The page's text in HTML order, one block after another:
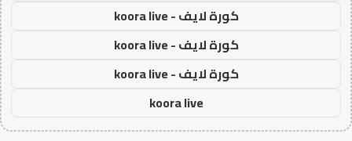
كورة لايف - koora live
كورة لايف - koora live
كورة لايف - koora live
koora live